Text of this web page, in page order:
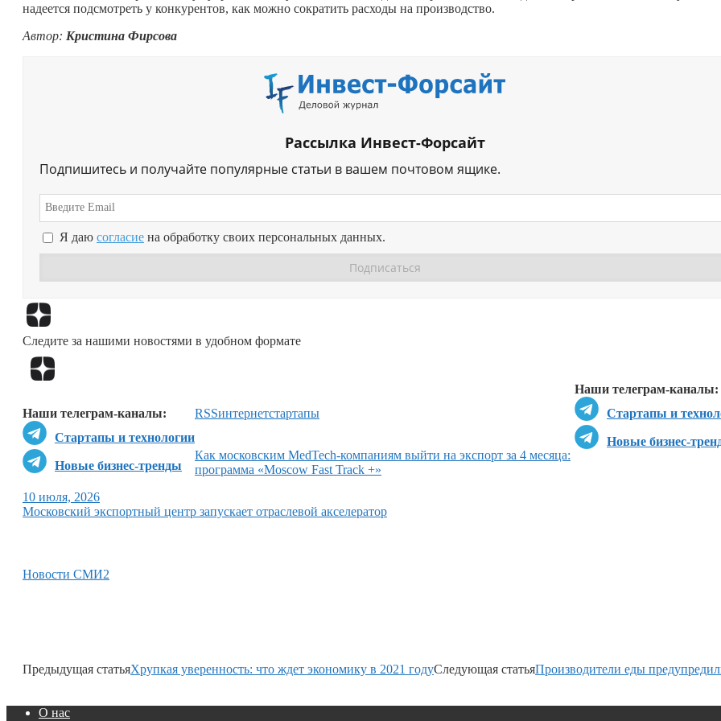
надеется подсмотреть у конкурентов, как можно сократить расходы на производство.
Автор: Кристина Фирсова
Рассылка Инвест-Форсайт
Подпишитесь и получайте популярные статьи в вашем почтовом ящике.
Я даю согласие на обработку своих персональных данных.
Следите за нашими новостями в удобном формате
Наши телеграм-каналы:
Стартапы и
Новые бизнес-
Наши телеграм-каналы:
Стартапы и технологии
Новые бизнес-тренды
RSSинтернетстартапы
Как московским MedTech-компаниям выйти на экспорт за 4 месяца:
программа «Moscow Fast Track +»
10 июля, 2026
Московский экспортный центр запускает отраслевой акселератор
Новости СМИ2
Предыдущая статьяХрупкая уверенность: что ждет экономику в 2021 годуСледующая статьяПроизводители еды
О нас